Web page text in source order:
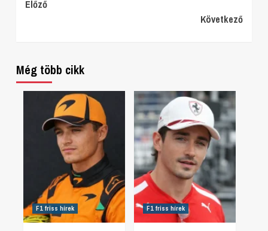
Continue
Előző
Következő
Még több cikk
F1 friss hírek F1 friss hírek